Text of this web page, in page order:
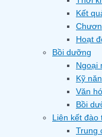
Kết
Hoạt
Bồi dưỡng
Ngoại
Kỹ
Văn
Bồi
Liên kết đào
Trung